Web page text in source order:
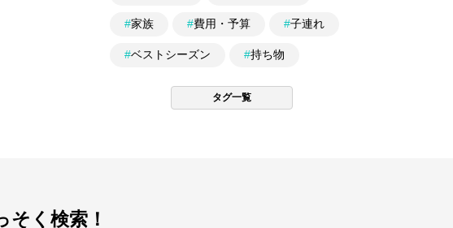
#家族 #費用・予算 #子連れ
#ベストシーズン #持ち物
タグ一覧
そく検索！